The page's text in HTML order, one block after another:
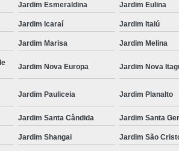
para Coelhos
Odontologia
para Porquinho da índia
Veterinária para Cachorros
Animais de Estimação Silvestres
Cachorro Campinas
Odontologia
Odontologia para Cães e Gatos
Odontologia para Gatos e
Jardim Esmeraldina Jardim Eulina
Jardim Icaraí Jardim Itaiú
Jardim Marisa Jardim Melina
Jardim Nova Europa Jardim Nova
Jardim Pauliceia Jardim Planalto
Jardim Santa Cândida Jardim Santa
Jardim Shangai Jardim São